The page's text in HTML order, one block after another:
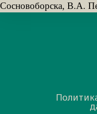
Сосновоборска, В.А.